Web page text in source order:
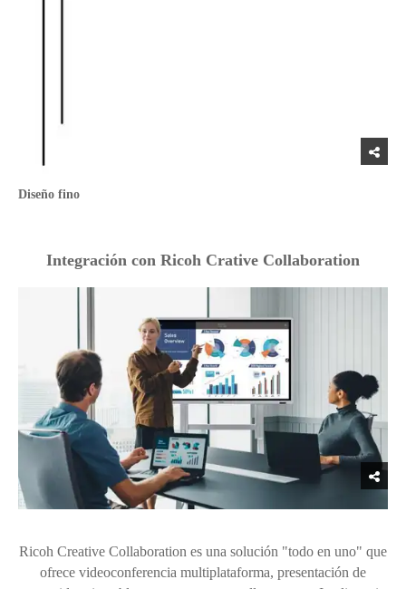
Diseño fino
Integración con Ricoh Crative Collaboration
Ricoh Creative Collaboration es una solución "todo en uno" que
ofrece videoconferencia multiplataforma, presentación de